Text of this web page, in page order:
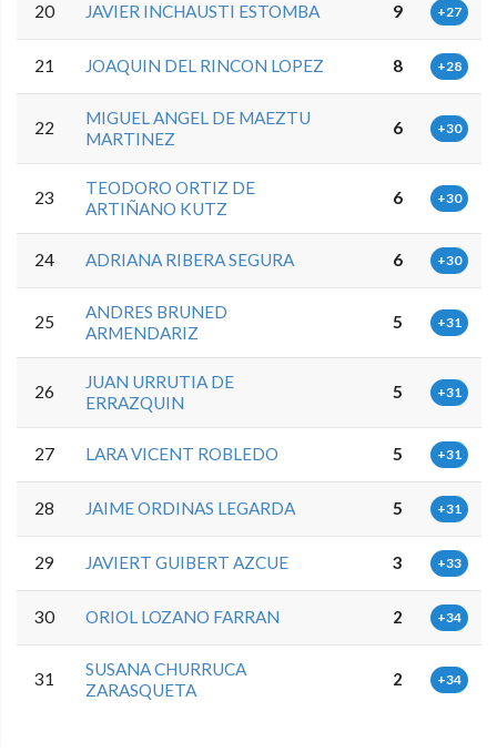
20 JAVIER INCHAUSTI ESTOMBA 9 +27
21 JOAQUIN DEL RINCON LOPEZ 8 +28
22
MIGUEL ANGEL DE MAEZTU
MARTINEZ
6 +30
23
TEODORO ORTIZ DE
ARTIÑANO KUTZ
6 +30
24 ADRIANA RIBERA SEGURA 6 +30
25
ANDRES BRUNED
ARMENDARIZ
5 +31
26
JUAN URRUTIA DE
ERRAZQUIN
5 +31
27 LARA VICENT ROBLEDO 5 +31
28 JAIME ORDINAS LEGARDA 5 +31
29 JAVIERT GUIBERT AZCUE 3 +33
30 ORIOL LOZANO FARRAN 2 +34
31
SUSANA CHURRUCA
ZARASQUETA
2 +34